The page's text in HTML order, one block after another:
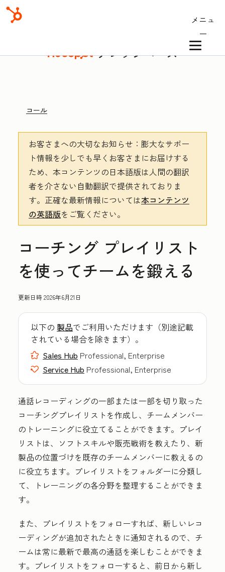
メニュ
ー
ナレッジベース
コール
お客さまへの大切なお知らせ ：膨大なサポー
ト情報を少しでも早くお客さまにお届けする
ため、本コンテンツの日本語版は人間の翻訳
者を介さない自動翻訳で提供されておりま
す。 正確な最新情報については本コンテンツ
の英語版をご覧ください。
コーチング プレイリスト
を使ってチームを鍛える
更新日時2026年6月21日
以下の 製品でご利用いただけます（別途記載
されている場合を除きます）。
Sales Hub Professional, Enterprise
Service Hub Professional, Enterprise
通話レコーディングの一部または一部を切り取った
コーチングプレイリストを作成し、チームメンバー
のトレーニングに役立てることができます。プレイ
リストは、ソフトスキルや販売戦術を教えたり、新
製品の位置づけを既存のチームメンバーに教えるの
に役立ちます。プレイリストをフォルダーに分類し
て、トレーニングの各分野を整理することができま
す。
また、プレイリストをフォローすれば、新しいレコ
ーディングが追加されたときに通知されるので、チ
ームは常に最新で最高の通話を楽しむことができま
す。プレイリストをフォローすると、前日から新し